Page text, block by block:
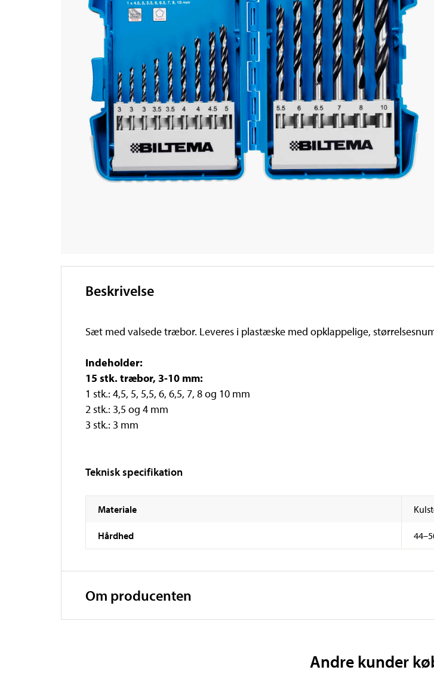
Beskrivelse
Sæt med valsede træbor. Leveres i plastæske med opklappelige,
Indeholder:
15 stk. træbor, 3-10 mm:
1 stk.: 4,5, 5, 5,5, 6, 6,5, 7, 8 og 10 mm
2 stk.: 3,5 og 4 mm
3 stk.: 3 mm
Teknisk specifikation
Materiale
Hårdhed
Om producenten
Andre kunder